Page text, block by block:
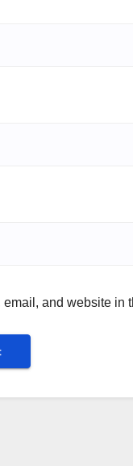
email, and website in